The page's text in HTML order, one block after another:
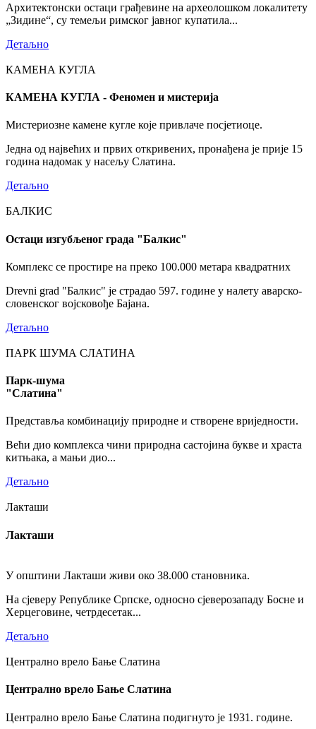
Архитектонски остаци грађевине на археолошком локалитету
„Зидине“, су темељи римског јавног купатила...
Детаљно
КАМЕНА КУГЛА
КАМЕНА КУГЛА - Феномен и мистерија
Мистериозне камене кугле које привлаче посјетиоце.
Једна од највећих и првих откривених, пронађена је прије 15
година надомак у насељу Слатина.
Детаљно
БАЛКИС
Остаци изгубљеног града "Балкис"
Комплекс се простире на преко 100.000 метара квадратних
Drevni grad "Балкис" је страдао 597. године у налету аварско-
словенског војсковође Бајана.
Детаљно
ПАРК ШУМА СЛАТИНА
Парк-шума
"Слатина"
Представља комбинацију природне и створене вриједности.
Већи дио комплекса чини природна састојина букве и храста
китњака, а мањи дио...
Детаљно
Лакташи
Лакташи
У општини Лакташи живи око 38.000 становника.
На сјеверу Републике Српске, односно сјеверозападу Босне и
Херцеговине, четрдесетак...
Детаљно
Централно врело Бање Слатина
Централно врело Бање Слатина
Централно врело Бање Слатина подигнуто је 1931. године.